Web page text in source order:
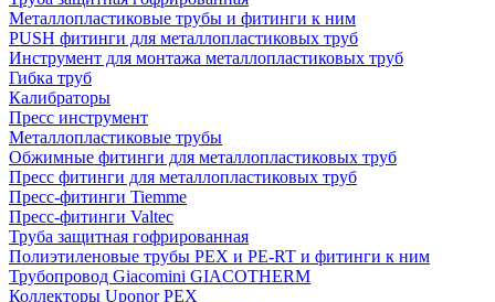
Металлопластиковые трубы и фитинги к ним
PUSH фитинги для металлопластиковых труб
Инструмент для монтажа металлопластиковых труб
Гибка труб
Калибраторы
Пресс инструмент
Металлопластиковые трубы
Обжимные фитинги для металлопластиковых труб
Пресс фитинги для металлопластиковых труб
Пресс-фитинги Tiemme
Пресс-фитинги Valtec
Труба защитная гофрированная
Полиэтиленовые трубы PEX и PE-RT и фитинги к ним
Трубопровод Giacomini GIACOTHERM
Коллекторы Uponor PEX